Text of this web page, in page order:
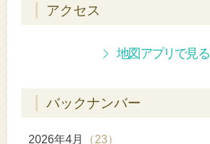
アクセス
地図アプリで見る
バックナンバー
2026年4月 （23）